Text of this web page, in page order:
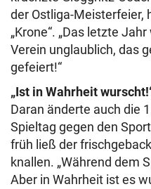
der Ostliga-Meisterfeier,
„Krone“. „Das letzte
Verein unglaublich, das
gefeiert!“
„Ist in Wahrheit
Daran änderte auch die
Spieltag gegen den
früh ließ der
knallen. „Während dem
Aber in Wahrheit ist es